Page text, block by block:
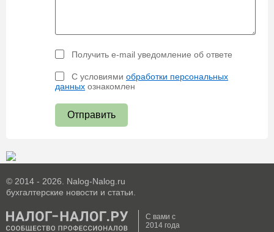
Получить e-mail уведомление об ответе
С условиями обработки персональных
данных ознакомлен
Отправить
© 2014 - 2026. Nalog-Nalog.ru
бухгалтерские новости и статьи.
С вами с
2014 года